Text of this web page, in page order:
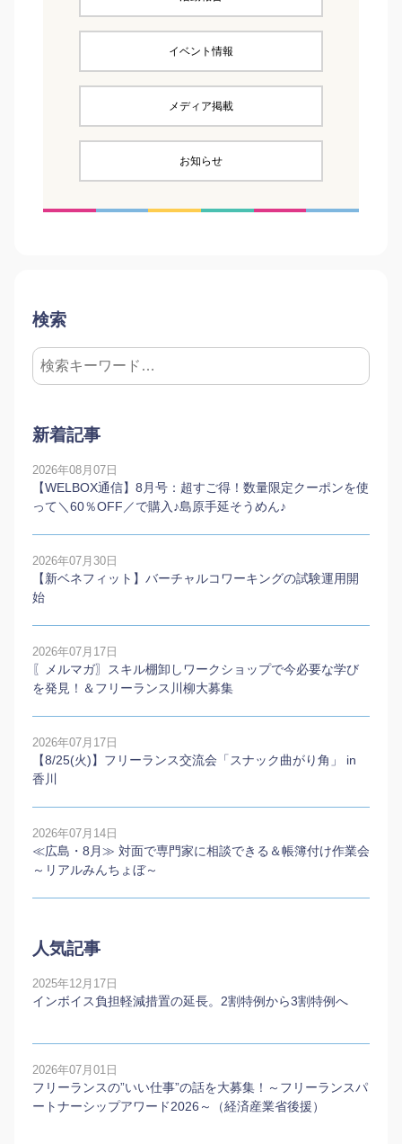
イベント情報
メディア掲載
お知らせ
検索
新着記事
2026年08月07日
【WELBOX通信】8月号：超すご得！数量限定クーポンを使
って＼60％OFF／で購入♪島原手延そうめん♪
2026年07月30日
【新ベネフィット】バーチャルコワーキングの試験運用開
始
2026年07月17日
〖メルマガ〗スキル棚卸しワークショップで今必要な学び
を発見！＆フリーランス川柳大募集
2026年07月17日
【8/25(火)】フリーランス交流会「スナック曲がり角」 in
香川
2026年07月14日
≪広島・8月≫ 対面で専門家に相談できる＆帳簿付け作業会
～リアルみんちょぼ～
人気記事
2025年12月17日
インボイス負担軽減措置の延長。2割特例から3割特例へ
2026年07月01日
フリーランスの”いい仕事”の話を大募集！～フリーランスパ
ートナーシップアワード2026～（経済産業省後援）